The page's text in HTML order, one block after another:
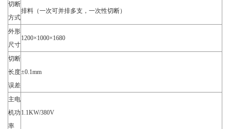
切断
方式
排料（一次可并排多支，一次性切断）
外形
尺寸
1200×1000×1680
切断
长度
误差
±0.1mm
主电
机功
率
1.1KW/380V